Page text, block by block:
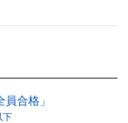
合格」
下